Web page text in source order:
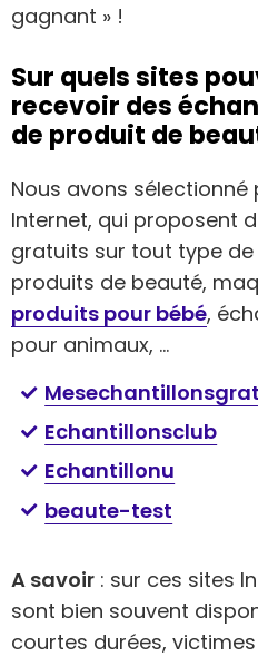
gagnant » !
Sur quels sites
recevoir des
de produit de
Nous avons sélectionné
Internet, qui proposent
gratuits sur tout type
produits de beauté,
produits pour bébé,
pour animaux, …
Echantillonsclub
Echantillonu
beaute-test
A savoir : sur ces sites
sont bien souvent
courtes durées,